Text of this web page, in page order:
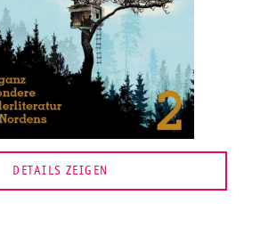
DETAILS ZEIGEN